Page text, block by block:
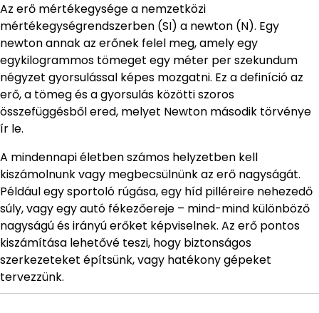
Az erő mértékegysége a nemzetközi
mértékegységrendszerben (SI) a newton (N). Egy
newton annak az erőnek felel meg, amely egy
egykilogrammos tömeget egy méter per szekundum
négyzet gyorsulással képes mozgatni. Ez a definíció az
erő, a tömeg és a gyorsulás közötti szoros
összefüggésből ered, melyet Newton második törvénye
ír le.
A mindennapi életben számos helyzetben kell
kiszámolnunk vagy megbecsülnünk az erő nagyságát.
Például egy sportoló rúgása, egy híd pilléreire nehezedő
súly, vagy egy autó fékezőereje – mind-mind különböző
nagyságú és irányú erőket képviselnek. Az erő pontos
kiszámítása lehetővé teszi, hogy biztonságos
szerkezeteket építsünk, vagy hatékony gépeket
tervezzünk.